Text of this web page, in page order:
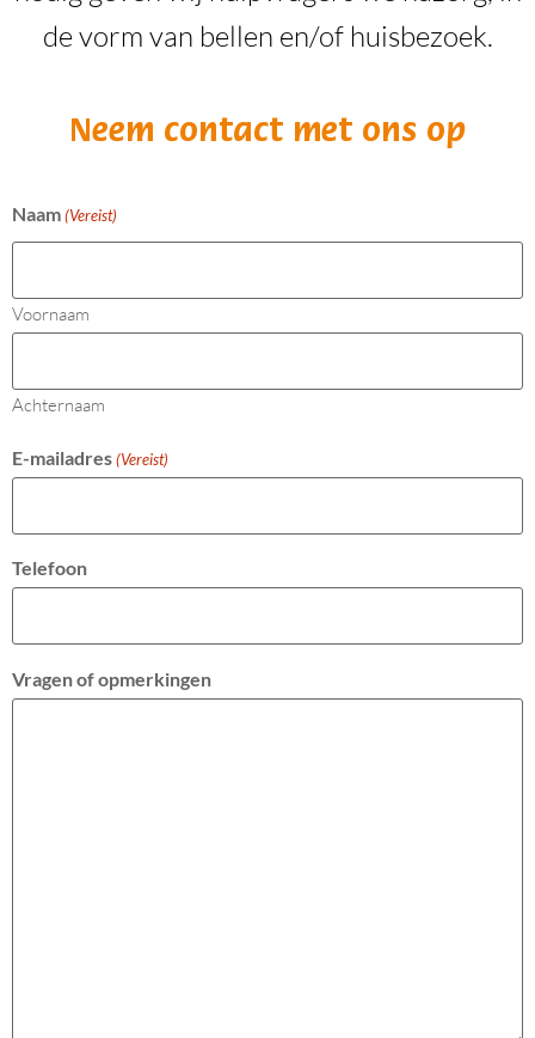
de vorm van bellen en/of huisbezoek.
Neem contact met ons op
Naam (Vereist)
Voornaam
Achternaam
E-mailadres (Vereist)
Telefoon
Vragen of opmerkingen